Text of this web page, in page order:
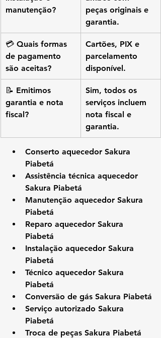
manutenção?
peças originais e
garantia.
💳 Quais formas
de pagamento
são aceitas?
Cartões, PIX e
parcelamento
disponível.
📝 Emitimos
garantia e nota
fiscal?
Sim, todos os
serviços incluem
nota fiscal e
garantia.
Conserto aquecedor Sakura
Piabetá
Assistência técnica aquecedor
Sakura Piabetá
Manutenção aquecedor Sakura
Piabetá
Reparo aquecedor Sakura
Piabetá
Instalação aquecedor Sakura
Piabetá
Técnico aquecedor Sakura
Piabetá
Conversão de gás Sakura Piabetá
Serviço autorizado Sakura
Piabetá
Troca de peças Sakura Piabetá